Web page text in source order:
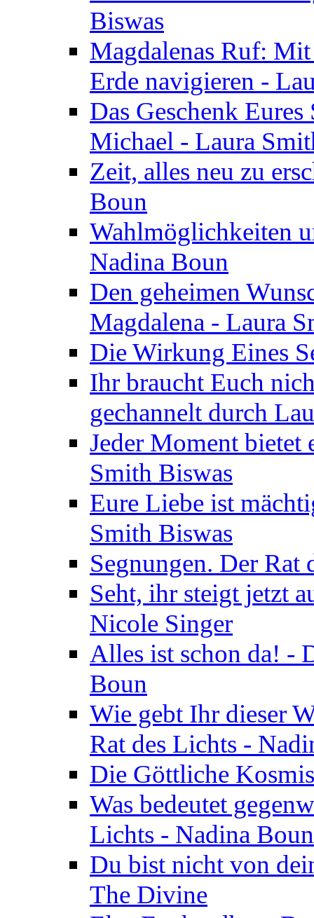
Biswas
Magdalenas Ruf:
Erde navigieren -
Das Geschenk
Michael - Laura
Zeit, alles neu zu
Boun
Wahlmöglichkeiten
Nadina Boun
Den geheimen
Magdalena - Laura
Die Wirkung Eines
Ihr braucht Euch
gechannelt durch
Jeder Moment bietet
Smith Biswas
Eure Liebe ist
Smith Biswas
Segnungen. Der
Seht, ihr steigt jetzt
Nicole Singer
Alles ist schon da! -
Boun
Wie gebt Ihr dieser
Rat des Lichts -
Die Göttliche
Was bedeutet
Lichts - Nadina Boun
Du bist nicht von
The Divine